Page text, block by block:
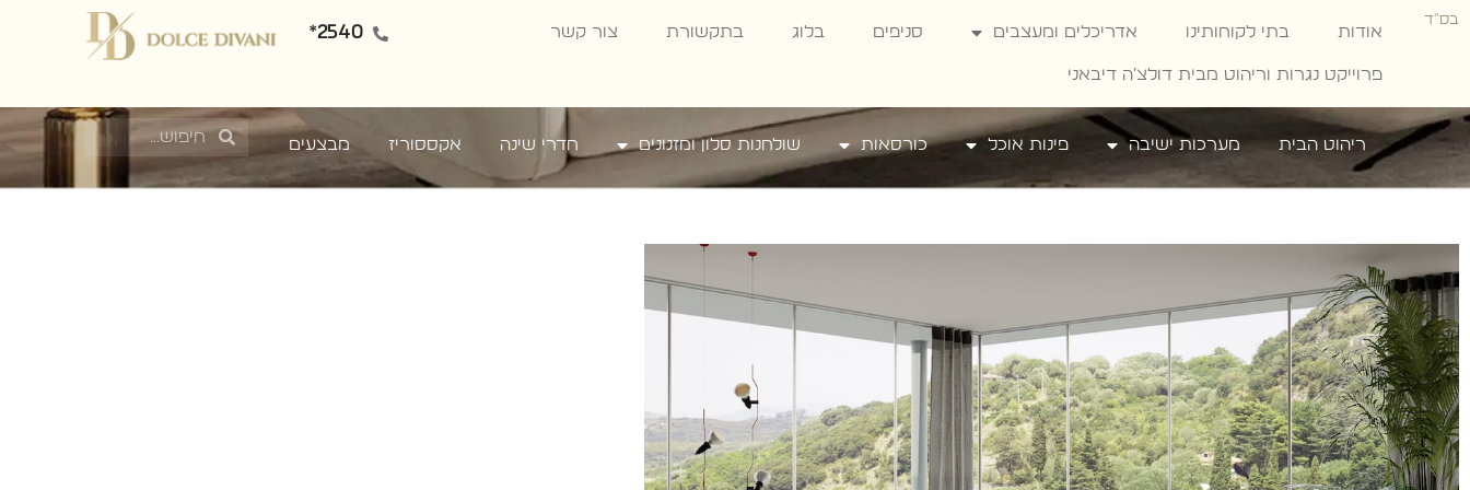
בס"ד
אודות בתי לקוחותינו אדריכלים ומעצבים סניפים בלוג בתקשורת צור קשר
פרוייקט נגרות וריהוט מבית דולצ׳ה דיבאני
2540*
ריהוט הבית מערכות ישיבה פינות אוכל כורסאות שולחנות סלון ומזנונים חדרי שינה אקססוריז מבצעים
Dolce Divani
דגם NATHAN
מערכת ישיבה דגם NATHAN
מערכת ישיבה דגם NATHAN
100% עור מלא 100% תוצרת איטליה
*ניתן לקבל במגוון צבעים לפי בחירת הלקוח – מעור או מבד
רחיץ.
*כולל מנגנוני רביצה | שילוב עור ובד | לצבעים נבחרים